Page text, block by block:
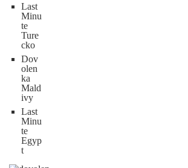
Last
Minu
te
Ture
cko
Dov
olen
ka
Mald
ivy
Last
Minu
te
Egyp
t